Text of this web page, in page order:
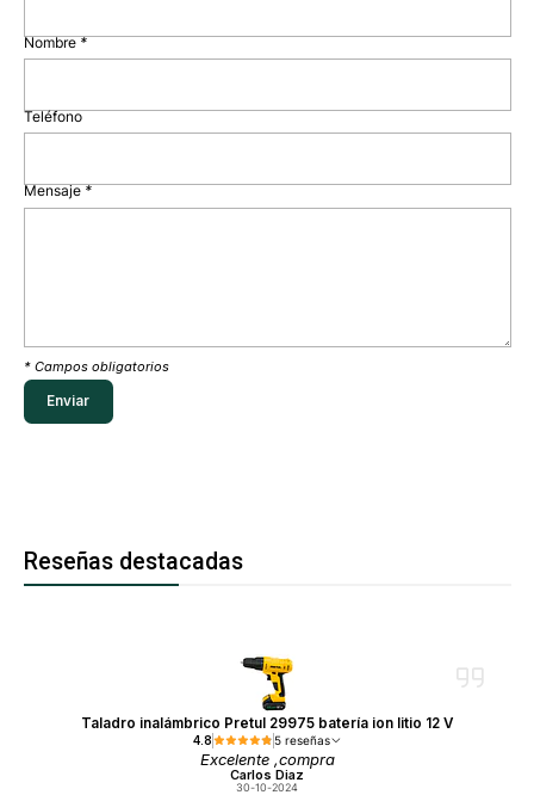
Nombre*
Teléfono
Mensaje *
* Campos obligatorios
Reseñas destacadas
Taladro inalámbrico Pretul 29975 batería ion litio 12 V
4.8 5 reseñas
Excelente ,compra
Carlos Diaz
30-10-2024